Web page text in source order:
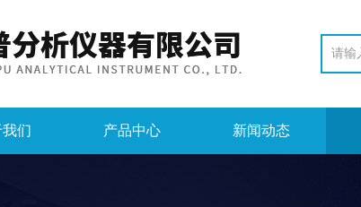
们 产品中心 新闻动态